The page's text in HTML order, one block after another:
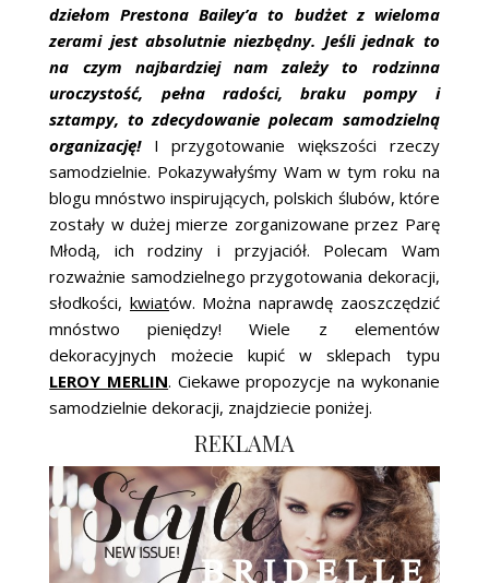
ARCHIWUM
dziełom Prestona Bailey’a to budżet z wieloma
zerami jest absolutnie niezbędny. Jeśli jednak to
na czym najbardziej nam zależy to rodzinna
uroczystość, pełna radości, braku pompy i
sztampy, to zdecydowanie polecam samodzielną
organizację!I przygotowanie większości rzeczy
samodzielnie. Pokazywałyśmy Wam w tym roku na
blogu mnóstwo inspirujących, polskich ślubów, które
zostały w dużej mierze zorganizowane przez Parę
Młodą, ich rodziny i przyjaciół. Polecam Wam
rozważnie samodzielnego przygotowania dekoracji,
słodkości, kwiatów. Można naprawdę zaoszczędzić
mnóstwo pieniędzy! Wiele z elementów
dekoracyjnych możecie kupić w sklepach typu
LEROY MERLIN. Ciekawe propozycje na wykonanie
samodzielnie dekoracji, znajdziecie poniżej.
REKLAMA